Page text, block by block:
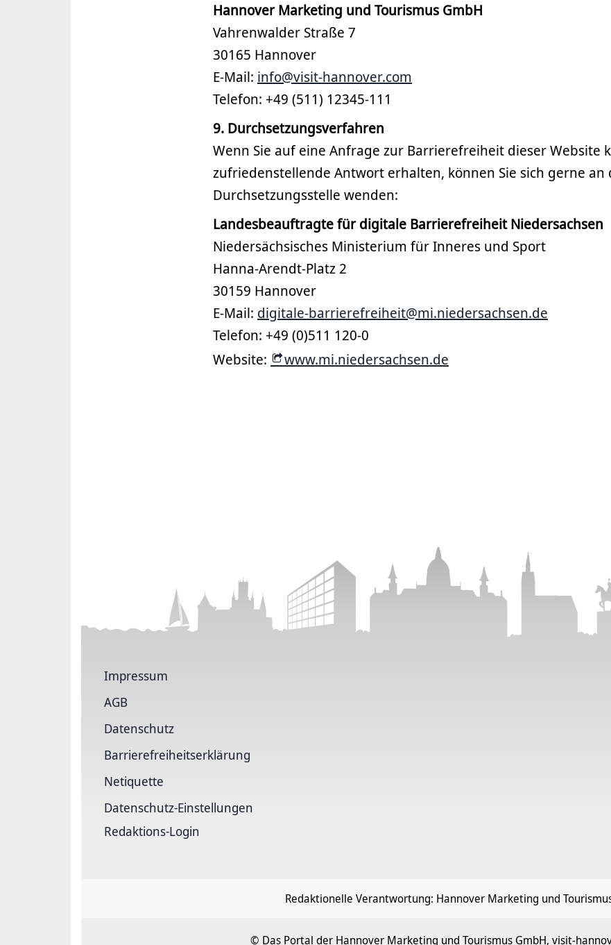
Hannover Marketing und Tourismus GmbH
Vahrenwalder Straße 7
30165 Hannover
E-Mail: info@visit-hannover.com
Telefon: +49 (511) 12345-111
9. Durchsetzungsverfahren
Wenn Sie auf eine Anfrage zur Barrierefreiheit dieser Website
zufriedenstellende Antwort erhalten, können Sie sich gerne an
Durchsetzungsstelle wenden:
Landesbeauftragte für digitale Barrierefreiheit Niedersachsen
Niedersächsisches Ministerium für Inneres und Sport
Hanna-Arendt-Platz 2
30159 Hannover
E-Mail: digitale-barrierefreiheit@mi.niedersachsen.de
Telefon: +49 (0)511 120-0
Website:
www.mi.niedersachsen.de
Impressum
AGB
Datenschutz
Barrierefreiheitserklärung
Netiquette
Datenschutz-Einstellungen
Redaktions-Login
Redaktionelle Verantwortung: Hannover Marketing und
© Das Portal der Hannover Marketing und Tourismus GmbH, visit-